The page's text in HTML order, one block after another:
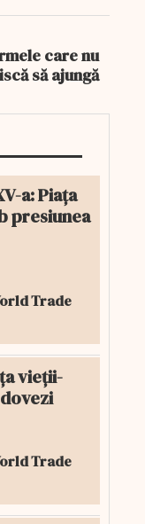
care nu
să ajungă
a: Piața
presiunea
Trade
vieții-
Trade